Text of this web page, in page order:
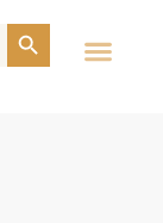
Search Button